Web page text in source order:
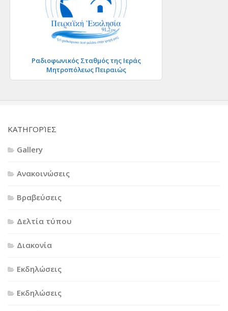
Ραδιοφωνικός Σταθμός της Ιεράς
Μητροπόλεως Πειραιώς
KΑΤΗΓΟΡΊΕΣ
Gallery
Ανακοινώσεις
Βραβεύσεις
Δελτία τύπου
Διακονία
Εκδηλώσεις
Εκδηλώσεις